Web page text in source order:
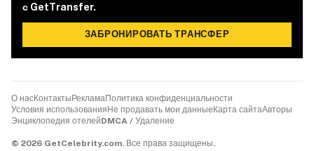
с GetTransfer.
ЗАБРОНИРОВАТЬ ТРАНСФЕР
О насКонтакты РекламаПолитика конфиденциальности
Условия использования Не продавать мои данные Карта сайтаАвторы
Энциклопедия отелейDMCA / Удаление
© 2026 GetCelebrity.com. Все права защищены.